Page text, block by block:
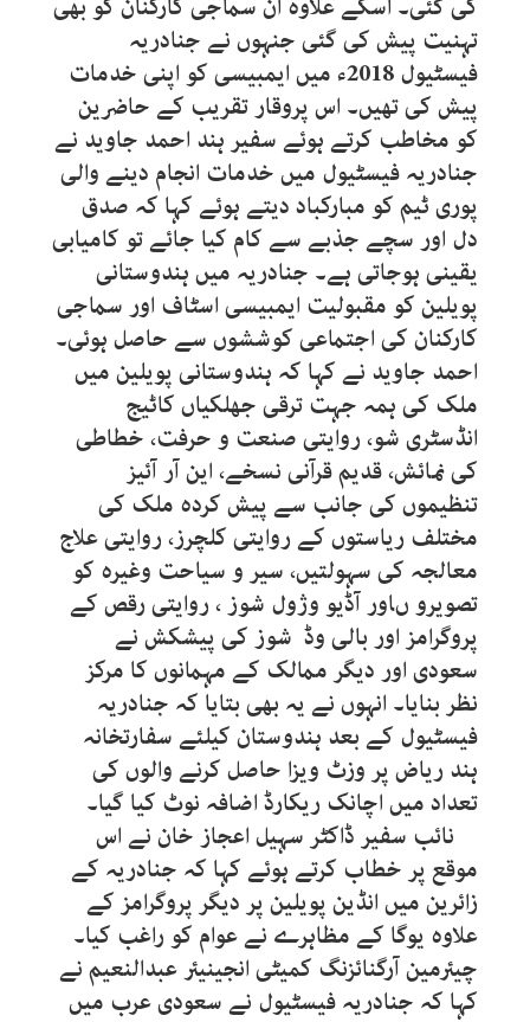
کی گئی۔ اسکے علاوہ ان سماجی کارکنان کو بھی
تہنیت پیش کی گئی جنہوں نے جنادریہ
فیسٹیول 2018ء میں ایمبیسی کو اپنی خدمات
پیش کی تھیں۔ اس پروقار تقریب کے حاضرین
کو مخاطب کرتے ہوئے سفیر ہند احمد جاوید نے
جنادریہ فیسٹیول میں خدمات انجام دینے والی
پوری ٹیم کو مبارکباد دیتے ہوئے کہا کہ صدق
دل اور سچے جذبے سے کام کیا جائے تو کامیابی
یقینی ہوجاتی ہے۔ جنادریہ میں ہندوستانی
پویلین کو مقبولیت ایمبیسی اسٹاف اور سماجی
کارکنان کی اجتماعی کوششوں سے حاصل ہوئی۔
احمد جاوید نے کہا کہ ہندوستانی پویلین میں
ملک کی ہمہ جہت ترقی جھلکیاں کاٹیج
انڈسٹری شو، روایتی صنعت و حرفت، خطاطی
کی نمائش، قدیم قرآنی نسخے، این آر آئیز
تنظیموں کی جانب سے پیش کردہ ملک کی
مختلف ریاستوں کے روایتی کلچرز، روایتی علاج
معالجہ کی سہولتیں، سیر و سیاحت وغیرہ کو
تصویرو ںاور آڈیو وژول شوز ، روایتی رقص کے
پروگرامز اور بالی وڈ شوز کی پیشکش نے
سعودی اور دیگر ممالک کے مہمانوں کا مرکز
نظر بنایا۔ انہوں نے یہ بھی بتایا کہ جنادریہ
فیسٹیول کے بعد ہندوستان کیلئے سفارتخانہ
ہند ریاض پر وزٹ ویزا حاصل کرنے والوں کی
تعداد میں اچانک ریکارڈ اضافہ نوٹ کیا گیا۔
نائب سفیر ڈاکٹر سہیل اعجاز خان نے اس
موقع پر خطاب کرتے ہوئے کہا کہ جنادریہ کے
زائرین میں انڈین پویلین پر دیگر پروگرامز کے
علاوہ یوگا کے مظاہرے نے عوام کو راغب کیا۔
چیئرمین آرگنائزنگ کمیٹی انجینیئر عبدالنعیم نے
کہا کہ جنادریہ فیسٹیول نے سعودی عرب میں